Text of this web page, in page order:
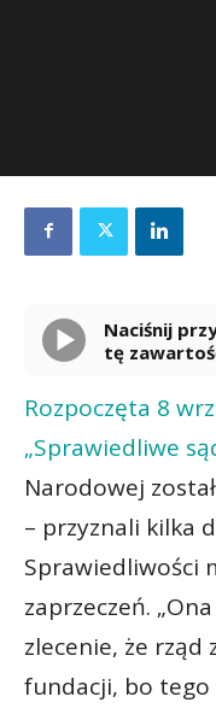
Naciśnij przycisk odtwarzania, aby odsłuchać
tę
Rozpoczęta 8
„Sprawiedliwe
Narodowej
– przyznali kilka
Sprawiedliwości
zaprzeczeń.
zlecenie, że
fundacji, bo tego